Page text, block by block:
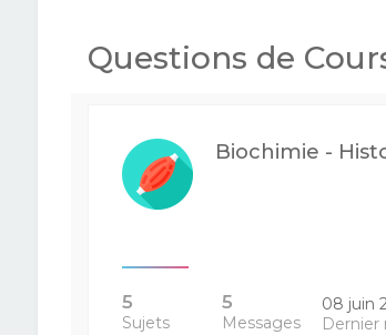
Questions de
Biochimie -
5
Sujets
5
Messages
08 juin
Dernier